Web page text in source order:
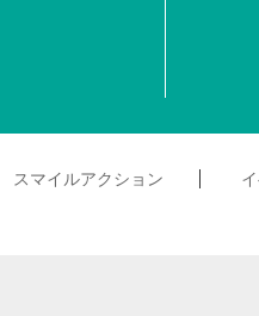
スマイルアクション